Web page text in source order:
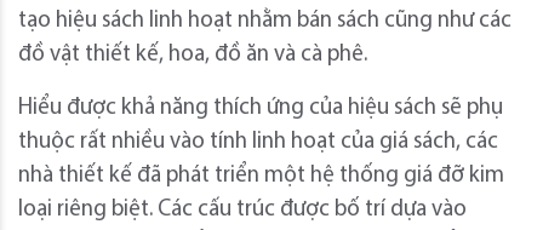
tạo hiệu sách linh hoạt nhằm bán sách cũng như các
đồ vật thiết kế, hoa, đồ ăn và cà phê.
Hiểu được khả năng thích ứng của hiệu sách sẽ phụ
thuộc rất nhiều vào tính linh hoạt của giá sách, các
nhà thiết kế đã phát triển một hệ thống giá đỡ kim
loại riêng biệt. Các cấu trúc được bố trí dựa vào